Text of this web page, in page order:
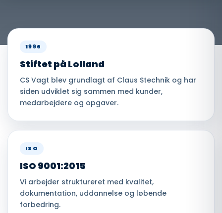
1996
Stiftet på Lolland
CS Vagt blev grundlagt af Claus Stechnik og har
siden udviklet sig sammen med kunder,
medarbejdere og opgaver.
ISO
ISO 9001:2015
Vi arbejder struktureret med kvalitet,
dokumentation, uddannelse og løbende
forbedring.